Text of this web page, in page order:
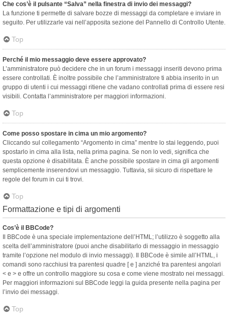
Che cos’è il pulsante “Salva” nella finestra di invio dei messaggi?
La funzione ti permette di salvare bozze di messaggi da completare e inviare in
seguito. Per utilizzarle vai nell’apposita sezione del Pannello di Controllo Utente.
Top
Perché il mio messaggio deve essere approvato?
L’amministratore può decidere che in un forum i messaggi inseriti devono prima
essere controllati. È inoltre possibile che l’amministratore ti abbia inserito in un
gruppo di utenti i cui messaggi ritiene che vadano controllati prima di essere resi
visibili. Contatta l’amministratore per maggiori informazioni.
Top
Come posso spostare in cima un mio argomento?
Cliccando sul collegamento “Argomento in cima” mentre lo stai leggendo, puoi
spostarlo in cima alla lista, nella prima pagina. Se non lo vedi, significa che
questa opzione è disabilitata. È anche possibile spostare in cima gli argomenti
semplicemente inserendovi un messaggio. Tuttavia, sii sicuro di rispettare le
regole del forum in cui ti trovi.
Top
Formattazione e tipi di argomenti
Cos’è il BBCode?
Il BBCode è una speciale implementazione dell’HTML; l’utilizzo è soggetto alla
scelta dell’amministratore (puoi anche disabilitarlo di messaggio in messaggio
tramite l’opzione nel modulo di invio messaggi). Il BBCode è simile all’HTML, i
comandi sono racchiusi tra parentesi quadre [ e ] anziché tra parentesi angolari
< e > e offre un controllo maggiore su cosa e come viene mostrato nei messaggi.
Per maggiori informazioni sul BBCode leggi la guida presente nella pagina per
l’invio dei messaggi.
Top